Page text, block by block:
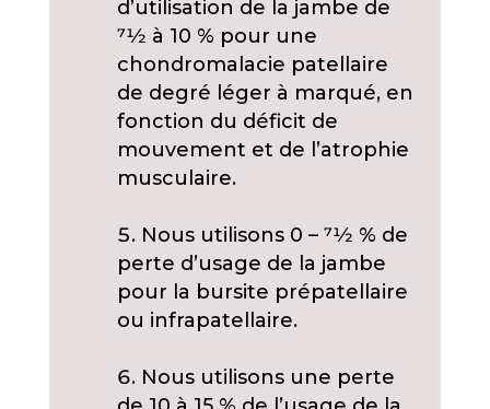
d’utilisation de la jambe de
71⁄2 à 10 % pour une
chondromalacie patellaire
de degré léger à marqué, en
fonction du déficit de
mouvement et de l’atrophie
musculaire.
Nous utilisons 0 – 71⁄2 % de
perte d’usage de la jambe
pour la bursite prépatellaire
ou infrapatellaire.
Nous utilisons une perte